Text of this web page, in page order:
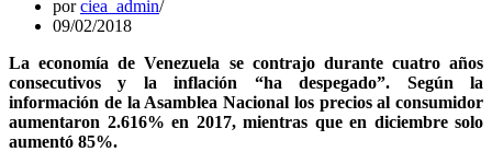
porciea_admin
09/02/2018
La economía de Venezuela se contrajo durante cuatro años
consecutivos y la inflación “ha despegado”. Según la
información de la Asamblea Nacional los precios al consumidor
aumentaron 2.616% en 2017, mientras que en diciembre solo
aumentó 85%.